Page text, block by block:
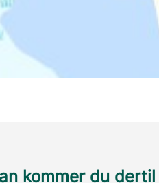
kommer du dertil